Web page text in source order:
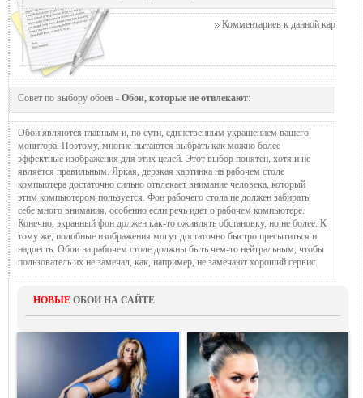
Комментариев к данной картинке
Совет по выбору обоев - Обои, которые не отвлекают:
Обои являются главным и, по сути, единственным украшением вашего
монитора. Поэтому, многие пытаются выбрать как можно более
эффектные изображения для этих целей. Этот выбор понятен, хотя и не
является правильным. Яркая, дерзкая картинка на рабочем столе
компьютера достаточно сильно отвлекает внимание человека, который
этим компьютером пользуется. Фон рабочего стола не должен забирать
себе много внимания, особенно если речь идет о рабочем компьютере.
Конечно, экранный фон должен как-то оживлять обстановку, но не более. К
тому же, подобные изображения могут достаточно быстро пресытиться и
надоесть. Обои на рабочем столе должны быть чем-то нейтральным, чтобы
пользователь их не замечал, как, например, не замечают хороший сервис.
НОВЫЕ ОБОИ НА САЙТЕ